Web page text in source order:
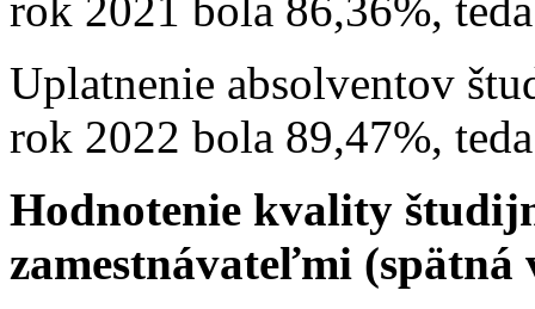
rok 2021 bola 86,36%,
Uplatnenie absolventov
rok 2022 bola 89,47%,
Hodnotenie kvality
zamestnávateľmi (spätná